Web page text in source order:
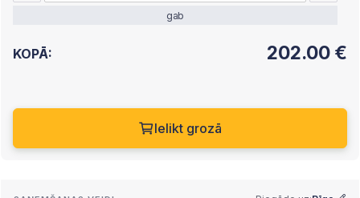
gab
KOPĀ: 202.00 €
Ielikt grozā